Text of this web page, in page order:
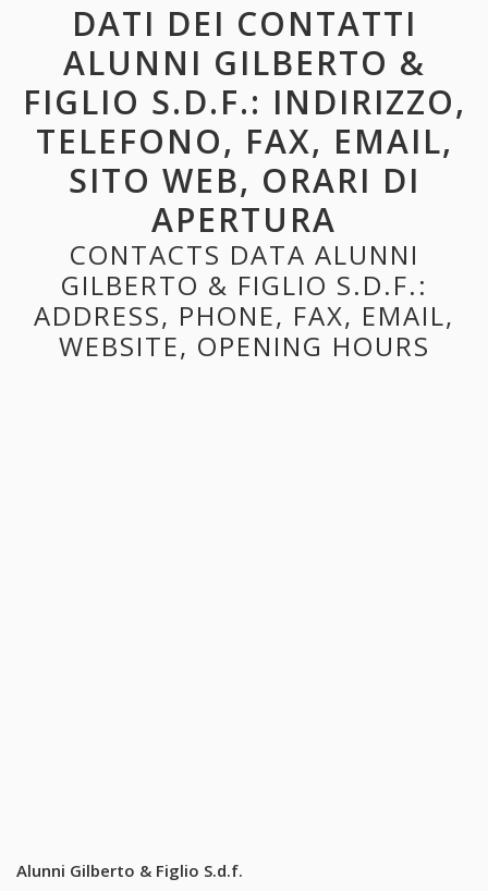
DATI DEI CONTATTI
ALUNNI GILBERTO &
FIGLIO S.D.F.: INDIRIZZO,
TELEFONO, FAX, EMAIL,
SITO WEB, ORARI DI
APERTURA
CONTACTS DATA ALUNNI
GILBERTO & FIGLIO S.D.F.:
ADDRESS, PHONE, FAX, EMAIL,
WEBSITE, OPENING HOURS
Alunni Gilberto & Figlio S.d.f.